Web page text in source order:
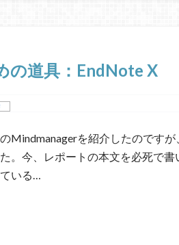
の道具：EndNote X
Mindmanagerを紹介したのですが
。今、レポートの本文を必死で書
いる…